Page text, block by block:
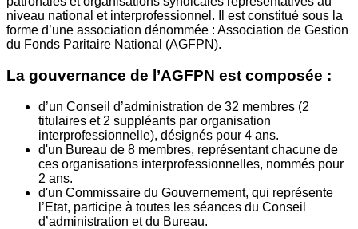
niveau national et interprofessionnel. Il est constitué sous la
forme d’une association dénommée : Association de Gestion
du Fonds Paritaire National (AGFPN).
La gouvernance de l’AGFPN est composée :
d’un Conseil d’administration de 32 membres (2
titulaires et 2 suppléants par organisation
interprofessionnelle), désignés pour 4 ans.
d'un Bureau de 8 membres, représentant chacune de
ces organisations interprofessionnelles, nommés pour
2 ans.
d'un Commissaire du Gouvernement, qui représente
l’Etat, participe à toutes les séances du Conseil
d’administration et du Bureau.